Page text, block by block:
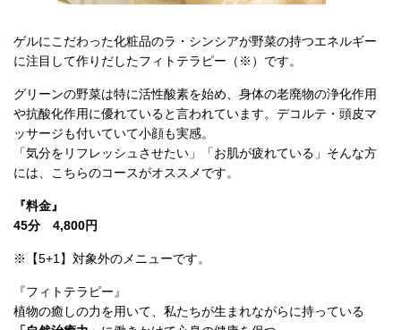
ゲルにこだわった化粧品のラ・シンシアが野菜の持つエネルギー
に注目して作りだしたフィトテラピー（※）です。
グリーンの野菜は特に活性酸素を始め、身体の老廃物の浄化作用
や抗酸化作用に優れていると言われています。デコルテ・頭皮マ
ッサージも付いていて小顔も実感。
「気分をリフレッシュさせたい」「お肌が疲れている」そんな方
には、こちらのコースがオススメです。
『料金』
45分 4,800円
※【5+1】対象外のメニューです。
『フィトテラピー』
植物の癒しの力を用いて、私たちが生まれながらに持っている